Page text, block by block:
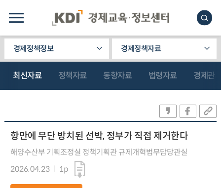
경제정책정보 경제정책자료
최신자료 정책자료 동향자료 법령자료 경제관
항만에 무단 방치된 선박, 정부가 직접 제거한다
해양수산부 기획조정실 정책기획관 규제개혁법무담당관실
2026.04.23
1p